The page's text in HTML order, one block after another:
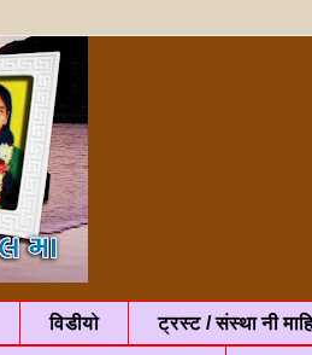
विडीयो ट्रस्ट / संस्था नी